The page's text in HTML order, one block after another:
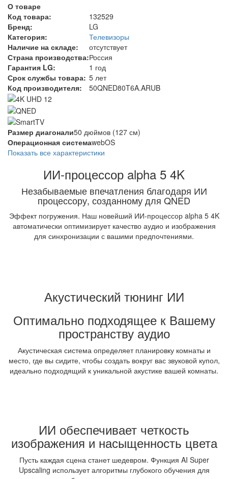
О товаре
Код товара:
132529
Бренд:
LG
Категория:
Телевизоры
Наличие на складе:
отсутствует
Страна производства:Россия
Гарантия LG:
1 год
Срок службы товара: 5 лет
Код производителя:
50QNED80T6A.ARUB
Размер диагонали50 дюймов (127 см)
Операционная системаwebOS
Показать все характеристики
ИИ-процессор alpha 5 4K
Незабываемые впечатления благодаря ИИ
процессору, созданному для QNED
Эффект погружения. Наш новейший ИИ-процессор alpha 5 4K
автоматически оптимизирует качество аудио и изображения
для синхронизации с вашими предпочтениями.
Акустический тюнинг ИИ
Оптимально подходящее к Вашему
пространству аудио
Акустическая система определяет планировку комнаты и
место, где вы сидите, чтобы создать вокруг вас звуковой купол,
идеально подходящий к уникальной акустике вашей комнаты.
ИИ обеспечивает четкость
изображения и насыщенность цвета
Пусть каждая сцена станет шедевром. Функция AI Super
Upscaling использует алгоритмы глубокого обучения для